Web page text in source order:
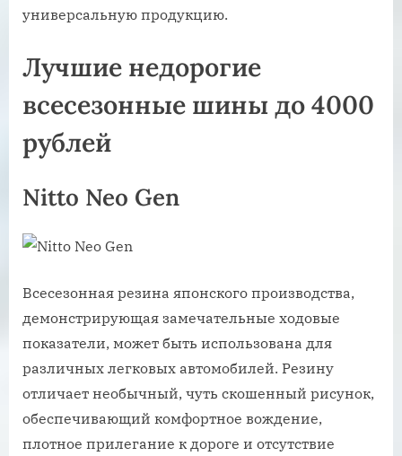
универсальную продукцию.
Лучшие недорогие
всесезонные шины до 4000
рублей
Nitto Neo Gen
Всесезонная резина японского производства,
демонстрирующая замечательные ходовые
показатели, может быть использована для
различных легковых автомобилей. Резину
отличает необычный, чуть скошенный рисунок,
обеспечивающий комфортное вождение,
плотное прилегание к дороге и отсутствие